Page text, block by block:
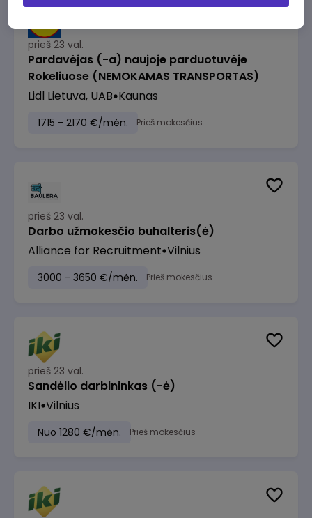
prieš 23 val.
Pardavėjas (-a) naujoje parduotuvėje
Rokeliuose (NEMOKAMAS TRANSPORTAS)
Lidl Lietuva, UAB Kaunas
1715 - 2170 €/mėn. Prieš mokesčius
prieš 23 val.
Darbo užmokesčio buhalteris(ė)
Alliance for Recruitment Vilnius
3000 - 3650 €/mėn. Prieš mokesčius
prieš 23 val.
Sandėlio darbininkas (-ė)
IKI Vilnius
Nuo 1280 €/mėn. Prieš mokesčius